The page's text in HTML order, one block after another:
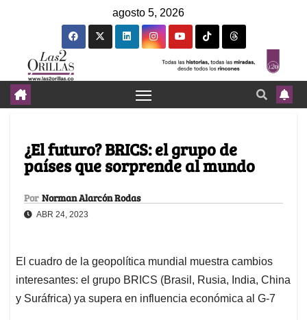
agosto 5, 2026
¿El futuro? BRICS: el grupo de
países que sorprende al mundo
Por Norman Alarcón Rodas
ABR 24, 2023
El cuadro de la geopolítica mundial muestra cambios
interesantes: el grupo BRICS (Brasil, Rusia, India, China
y Suráfrica) ya supera en influencia económica al G-7